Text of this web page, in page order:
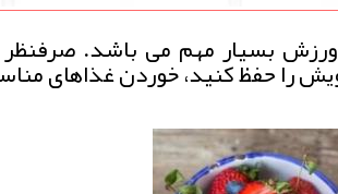
بسیار مهم می باشد. صرفنظر
را حفظ کنید، خوردن غذاهای